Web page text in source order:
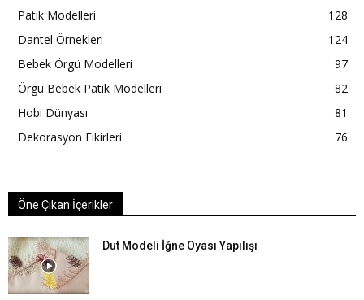
Patik Modelleri
128
Dantel Örnekleri
124
Bebek Örgü Modelleri
97
Örgü Bebek Patik Modelleri
82
Hobi Dünyası
81
Dekorasyon Fikirleri
76
Öne Çıkan İçerikler
Dut Modeli İğne Oyası Yapılışı